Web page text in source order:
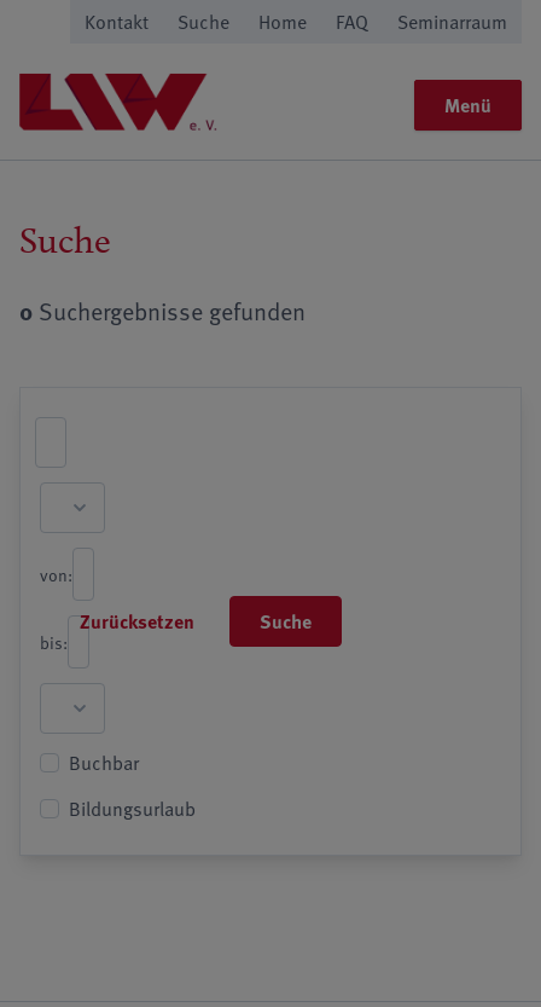
Kontakt Suche Home FAQ Seminarraum
Menü
Suche
0 Suchergebnisse gefunden
von:
bis:
Buchbar
Bildungsurlaub
Zurücksetzen Suche